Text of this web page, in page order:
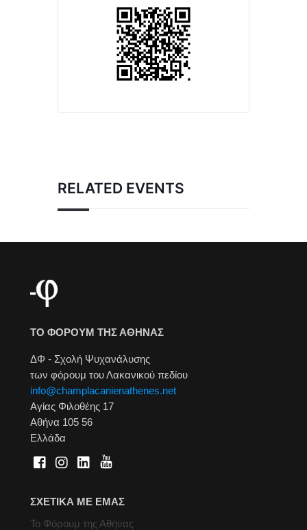
RELATED EVENTS
ΤΟ ΦΟΡΟΥΜ ΤΗΣ ΑΘΗΝΑΣ
ΔΦ - Σχολή Ψυχανάλυσης
των φόρουμ του Λακανικού πεδίου
info@champlacanienathenes.net
Αγίας Φιλοθέης 17
Αθήνα 105 56
Ελλάδα
ΣΧΕΤΙΚΑ ΜΕ ΕΜΑΣ
Το Φόρουμ της Αθήνας